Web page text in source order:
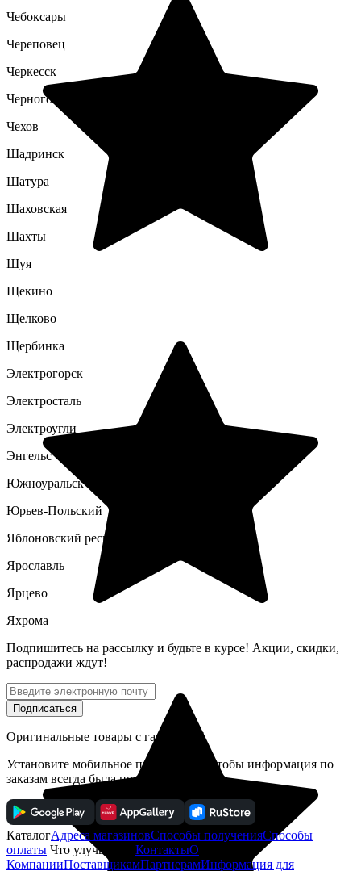
Чебоксары
Череповец
Черкесск
Черноголовка
Чехов
Шадринск
Шатура
Шаховская
Шахты
Шуя
Щекино
Щелково
Щербинка
Электрогорск
Электросталь
Электроугли
Энгельс
Южноуральск
Юрьев-Польский
Яблоновский респ. Адыгея
Ярославль
Ярцево
Яхрома
Подпишитесь на рассылку и будьте в курсе! Акции, скидки,
распродажи ждут!
Подписаться
Оригинальные товары с гарантией!
Установите мобильное приложение, чтобы информация по
заказам всегда была под рукой
КаталогАдреса магазиновСпособы полученияСпособы
оплаты Что улучшить? КонтактыО
КомпанииПоставщикамПартнерамИнформация для